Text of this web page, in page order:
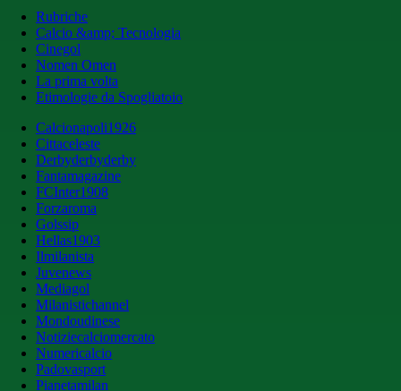
Rubriche
Calcio &amp; Tecnologia
Cinegol
Nomen Omen
La prima volta
Etimologie da Spogliatoio
Calcionapoli1926
Cittaceleste
Derbyderbyderby
Fantamagazine
FCInter1908
Forzaroma
Golssip
Hellas1903
Ilmilanista
Juvenews
Mediagol
Milanistichannel
Mondoudinese
Notiziecalciomercato
Numericalcio
Padovasport
Pianetamilan